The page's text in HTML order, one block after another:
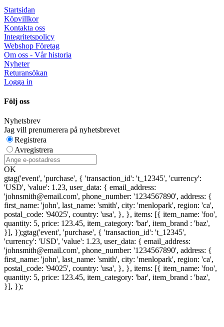
Startsidan
Köpvillkor
Kontakta oss
Integritetspolicy
Webshop Företag
Om oss - Vår historia
Nyheter
Returansökan
Logga in
Följ oss
Nyhetsbrev
Jag vill prenumerera på nyhetsbrevet
Registrera
Avregistrera
OK
gtag('event', 'purchase', { 'transaction_id': 't_12345', 'currency':
'USD', 'value': 1.23, user_data: { email_address:
'johnsmith@email.com', phone_number: '1234567890', address: {
first_name: 'john', last_name: 'smith', city: 'menlopark', region: 'ca',
postal_code: '94025', country: 'usa', }, }, items: [{ item_name: 'foo',
quantity: 5, price: 123.45, item_category: 'bar', item_brand : 'baz',
}], });gtag('event', 'purchase', { 'transaction_id': 't_12345',
'currency': 'USD', 'value': 1.23, user_data: { email_address:
'johnsmith@email.com', phone_number: '1234567890', address: {
first_name: 'john', last_name: 'smith', city: 'menlopark', region: 'ca',
postal_code: '94025', country: 'usa', }, }, items: [{ item_name: 'foo',
quantity: 5, price: 123.45, item_category: 'bar', item_brand : 'baz',
}], });